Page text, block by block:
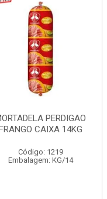
SALSICHA HOT DOG
PERDIGAO CX 20KG
Código: 1225
Embalagem: KG/5